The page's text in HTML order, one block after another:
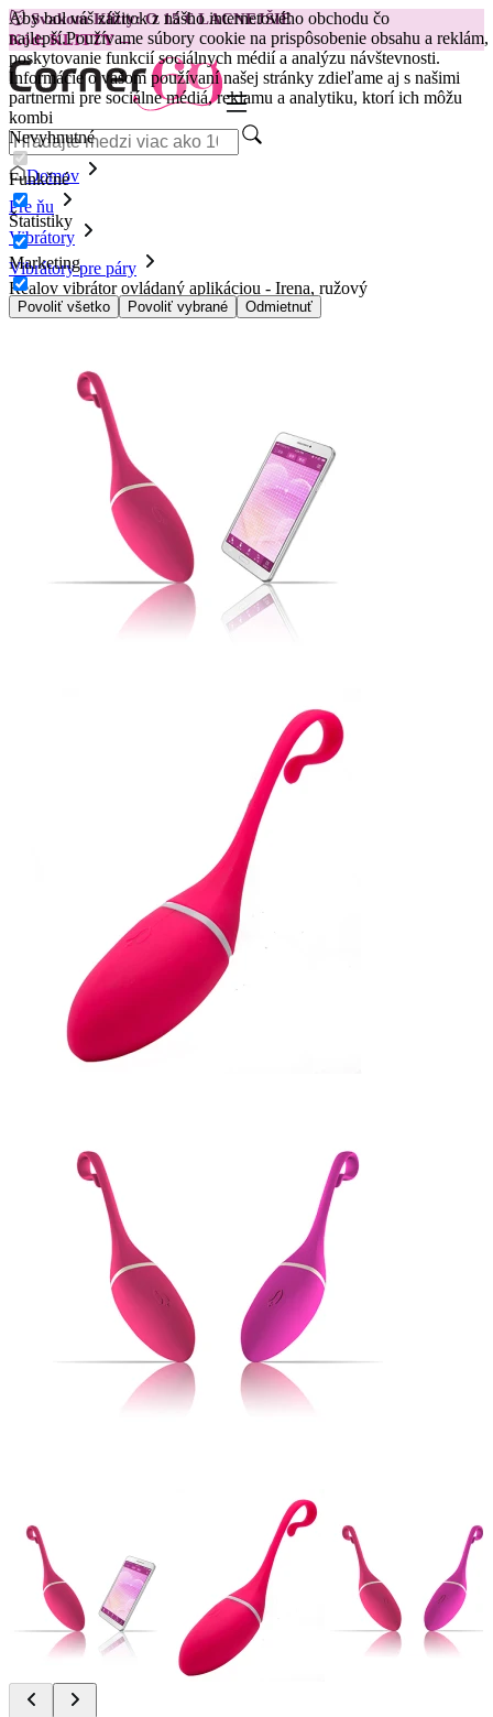
Aby bol váš zážitok z nášho internetového obchodu čo
najlepší.Používame súbory cookie na prispôsobenie obsahu a reklám,
poskytovanie funkcií sociálnych médií a analýzu návštevnosti.
Informácie o vašom používaní našej stránky zdieľame aj s našimi
partnermi pre sociálne médiá, reklamu a analytiku, ktorí ich môžu
kombi
Nevyhnutné
Funkčné
Štatistiky
Marketing
Povoliť všetko Povoliť vybrané Odmietnuť
😽Svakom Klitty: O 15 € LACNEJŠIE
Kód: KLITTY →
Domov
Pre ňu
Vibrátory
Vibrátory pre páry
Realov vibrátor ovládaný aplikáciou - Irena, ružový